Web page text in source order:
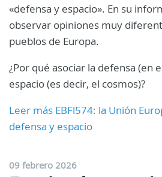
«defensa y espacio». En su
observar opiniones muy
pueblos de Europa.
¿Por qué asociar la defensa (en
espacio (es decir, el cosmos)?
Leer más EBFl574: la Unión
defensa y espacio
09 febrero 2026